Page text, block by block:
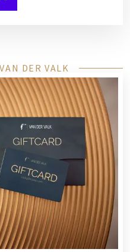
DER VALK